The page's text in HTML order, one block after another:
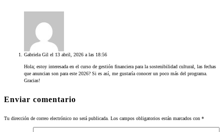
Gabriela Gil el 13 abril, 2026 a las 18:56
Hola; estoy interesada en el curso de gestión financiera para la sostenibilidad cultural, las fechas
que anuncian son para este 2026? Si es así, me gustaría conocer un poco más del programa.
Gracias!
Enviar comentario
Tu dirección de correo electrónico no será publicada. Los campos obligatorios están marcados con *